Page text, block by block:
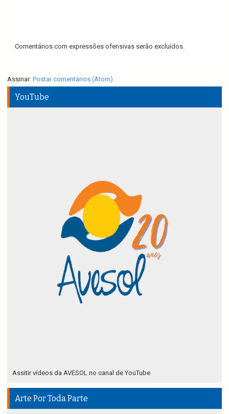
Comentários com expressões ofensivas serão excluídos.
Assinar: Postar comentários (Atom)
YouTube
Assitir vídeos da AVESOL no canal de YouTube
Arte Por Toda Parte